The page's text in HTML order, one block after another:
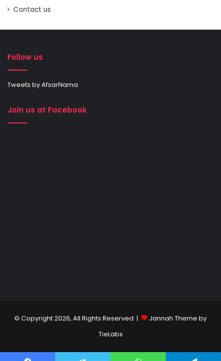
Contact us
Follow us
Tweets by AfsarNama
Join us at Facebook
© Copyright 2026, All Rights Reserved |
Jannah Theme by
TieLabs